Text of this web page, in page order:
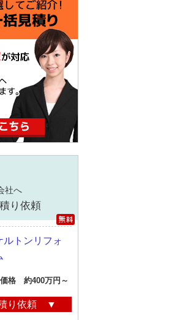
社へ
り依頼
ルトンリフォ
価格 約400万円～
り依頼 ▼